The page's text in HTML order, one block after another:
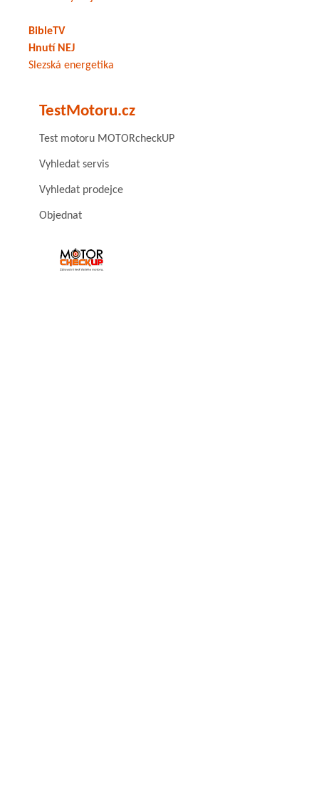
BibleTV
Hnutí NEJ
Slezská energetika
TestMotoru.cz
Test motoru MOTORcheckUP
Vyhledat servis
Vyhledat prodejce
Objednat